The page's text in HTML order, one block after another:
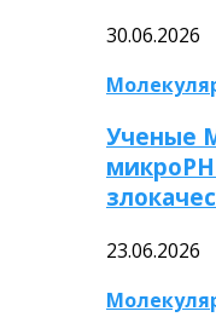
30.06.2026
Ученые
23.06.2026